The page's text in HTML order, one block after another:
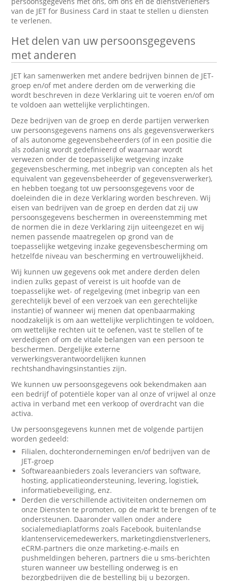
van de JET for Business Card in staat te stellen u diensten
te verlenen.
Het delen van uw persoonsgegevens
met anderen
JET kan samenwerken met andere bedrijven binnen de JET-
groep en/of met andere derden om de verwerking die
wordt beschreven in deze Verklaring uit te voeren en/of om
te voldoen aan wettelijke verplichtingen.
Deze bedrijven van de groep en derde partijen verwerken
uw persoonsgegevens namens ons als gegevensverwerkers
of als autonome gegevensbeheerders (of in een positie die
als zodanig wordt gedefinieerd of waarnaar wordt
verwezen onder de toepasselijke wetgeving inzake
gegevensbescherming, met inbegrip van concepten als het
equivalent van gegevensbeheerder of gegevensverwerker),
en hebben toegang tot uw persoonsgegevens voor de
doeleinden die in deze Verklaring worden beschreven. Wij
eisen van bedrijven van de groep en derden dat zij uw
persoonsgegevens beschermen in overeenstemming met
de normen die in deze Verklaring zijn uiteengezet en wij
nemen passende maatregelen op grond van de
toepasselijke wetgeving inzake gegevensbescherming om
hetzelfde niveau van bescherming en vertrouwelijkheid.
Wij kunnen uw gegevens ook met andere derden delen
indien zulks gepast of vereist is uit hoofde van de
toepasselijke wet- of regelgeving (met inbegrip van een
gerechtelijk bevel of een verzoek van een gerechtelijke
instantie) of wanneer wij menen dat openbaarmaking
noodzakelijk is om aan wettelijke verplichtingen te voldoen,
om wettelijke rechten uit te oefenen, vast te stellen of te
verdedigen of om de vitale belangen van een persoon te
beschermen. Dergelijke externe
verwerkingsverantwoordelijken kunnen
rechtshandhavingsinstanties zijn.
We kunnen uw persoonsgegevens ook bekendmaken aan
een bedrijf of potentiële koper van al onze of vrijwel al onze
activa in verband met een verkoop of overdracht van die
activa.
Uw persoonsgegevens kunnen met de volgende partijen
worden gedeeld:
Filialen, dochterondernemingen en/of bedrijven van de
JET-groep
Softwareaanbieders zoals leveranciers van software,
hosting, applicatieondersteuning, levering, logistiek,
informatiebeveiliging, enz.
Derden die verschillende activiteiten ondernemen om
onze Diensten te promoten, op de markt te brengen of te
ondersteunen. Daaronder vallen onder andere
socialemediaplatforms zoals Facebook, buitenlandse
klantenservicemedewerkers, marketingdienstverleners,
eCRM-partners die onze marketing-e-mails en
pushmeldingen beheren, partners die u sms-berichten
sturen wanneer uw bestelling onderweg is en
bezorgbedrijven die de bestelling bij u bezorgen.